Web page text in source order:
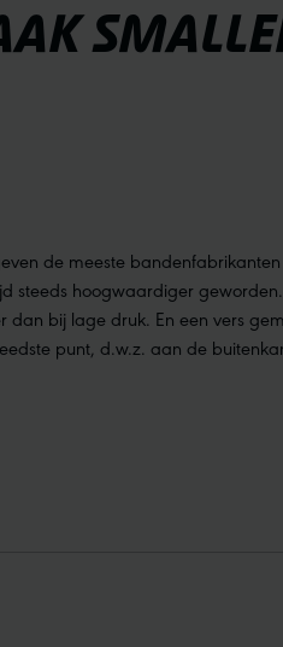
de meeste
hoogwaardiger
bij lage druk. En een vers
punt, d.w.z. aan de